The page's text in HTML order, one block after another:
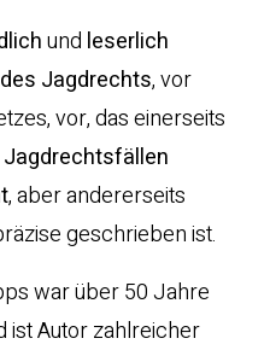
und leserlich
des Jagdrechts, vor
vor, das einerseits
Jagdrechtsfällen
, aber andererseits
geschrieben ist.
war über 50 Jahre
ist Autor zahlreicher